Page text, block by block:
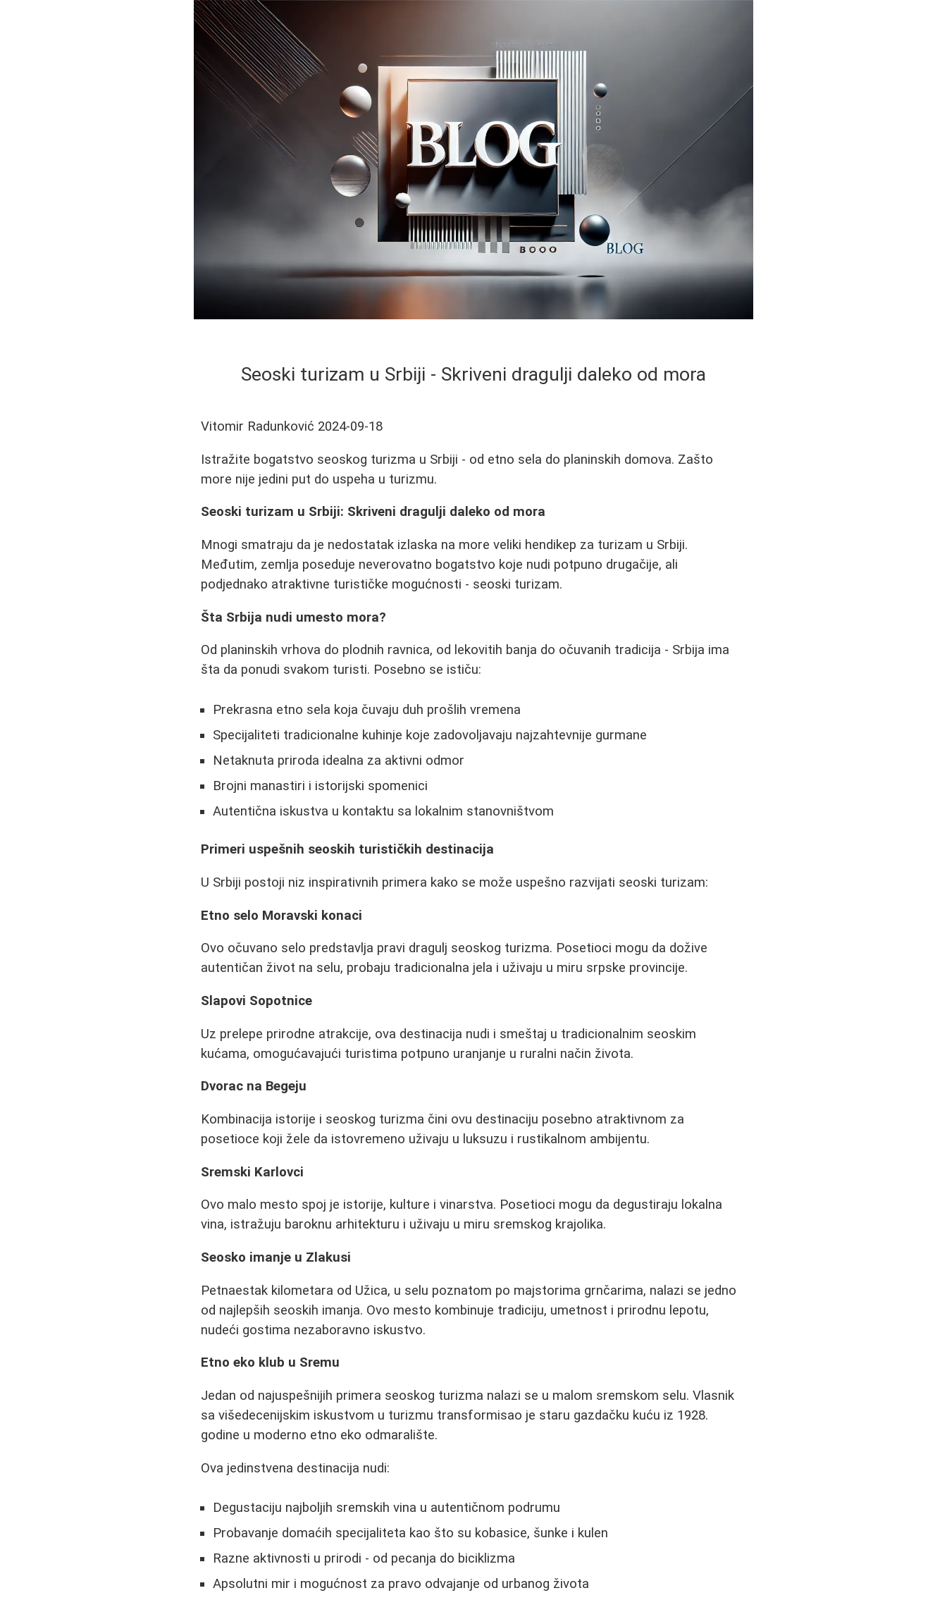
Seoski turizam u Srbiji - Skriveni dragulji daleko od mora
Vitomir Radunković 2024-09-18
Istražite bogatstvo seoskog turizma u Srbiji - od etno sela do planinskih domova. Zašto
more nije jedini put do uspeha u turizmu.
Seoski turizam u Srbiji: Skriveni dragulji daleko od mora
Mnogi smatraju da je nedostatak izlaska na more veliki hendikep za turizam u Srbiji.
Međutim, zemlja poseduje neverovatno bogatstvo koje nudi potpuno drugačije, ali
podjednako atraktivne turističke mogućnosti - seoski turizam.
Šta Srbija nudi umesto mora?
Od planinskih vrhova do plodnih ravnica, od lekovitih banja do očuvanih tradicija - Srbija ima
šta da ponudi svakom turisti. Posebno se ističu:
Prekrasna etno sela koja čuvaju duh prošlih vremena
Specijaliteti tradicionalne kuhinje koje zadovoljavaju najzahtevnije gurmane
Netaknuta priroda idealna za aktivni odmor
Brojni manastiri i istorijski spomenici
Autentična iskustva u kontaktu sa lokalnim stanovništvom
Primeri uspešnih seoskih turističkih destinacija
U Srbiji postoji niz inspirativnih primera kako se može uspešno razvijati seoski turizam:
Etno selo Moravski konaci
Ovo očuvano selo predstavlja pravi dragulj seoskog turizma. Posetioci mogu da dožive
autentičan život na selu, probaju tradicionalna jela i uživaju u miru srpske provincije.
Slapovi Sopotnice
Uz prelepe prirodne atrakcije, ova destinacija nudi i smeštaj u tradicionalnim seoskim
kućama, omogućavajući turistima potpuno uranjanje u ruralni način života.
Dvorac na Begeju
Kombinacija istorije i seoskog turizma čini ovu destinaciju posebno atraktivnom za
posetioce koji žele da istovremeno uživaju u luksuzu i rustikalnom ambijentu.
Sremski Karlovci
Ovo malo mesto spoj je istorije, kulture i vinarstva. Posetioci mogu da degustiraju lokalna
vina, istražuju baroknu arhitekturu i uživaju u miru sremskog krajolika.
Seosko imanje u Zlakusi
Petnaestak kilometara od Užica, u selu poznatom po majstorima grnčarima, nalazi se jedno
od najlepših seoskih imanja. Ovo mesto kombinuje tradiciju, umetnost i prirodnu lepotu,
nudeći gostima nezaboravno iskustvo.
Etno eko klub u Sremu
Jedan od najuspešnijih primera seoskog turizma nalazi se u malom sremskom selu. Vlasnik
sa višedecenijskim iskustvom u turizmu transformisao je staru gazdačku kuću iz 1928.
godine u moderno etno eko odmaralište.
Ova jedinstvena destinacija nudi:
Degustaciju najboljih sremskih vina u autentičnom podrumu
Probavanje domaćih specijaliteta kao što su kobasice, šunke i kulen
Razne aktivnosti u prirodi - od pecanja do biciklizma
Apsolutni mir i mogućnost za pravo odvajanje od urbanog života